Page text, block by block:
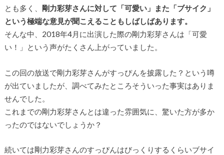
とも多く、 剛力彩芽さんに対して「可愛い」また「ブサイク」
という極端な意見が聞こえることもしばしばあります。
そんな中、2018年4月に出演した際の剛力彩芽さんは「可愛
い！」という声がたくさん上がっていました。
この回の放送で剛力彩芽さんがすっぴんを披露した？という噂
が出ていましたが、調べてみたところそういった事実はありま
せんでした。
これまでの剛力彩芽さんとは違った雰囲気に、驚いた方が多か
ったのではないでしょうか？
続いては剛力彩芽さんのすっぴんはびっくりするくらいブサイ